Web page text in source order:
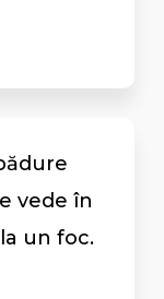
vede în
un foc.